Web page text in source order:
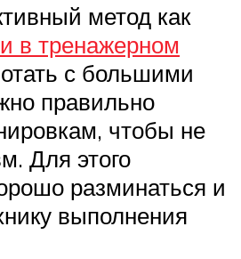
метод как
в тренажерном
с большими
правильно
чтобы не
Для этого
разминаться и
выполнения